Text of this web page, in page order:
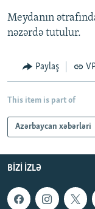
AZADLIQRADIOSU
BIZIMLƏ ƏLAQƏ
RFE/RL-in
Meydanın
nəzərdə tutulur.
Paylaş
This item is part of
Azərbaycan xəbərləri
BIZI IZLƏ